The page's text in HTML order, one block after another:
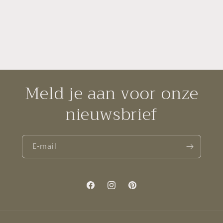
Meld je aan voor onze
nieuwsbrief
E‑mail
FacebookInstagramPinterest